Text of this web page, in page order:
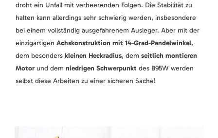
droht ein Unfall mit verheerenden Folgen. Die Stabilität zu
halten kann allerdings sehr schwierig werden, insbesondere
bei einem vollständig ausgefahrenem Ausleger. Aber mit der
einzigartigen Achskonstruktion mit 14-Grad-Pendelwinkel,
dem besonders kleinen Heckradius, dem seitlich montieren
Motor und dem niedrigen Schwerpunkt des B95W werden
selbst diese Arbeiten zu einer sicheren Sache!